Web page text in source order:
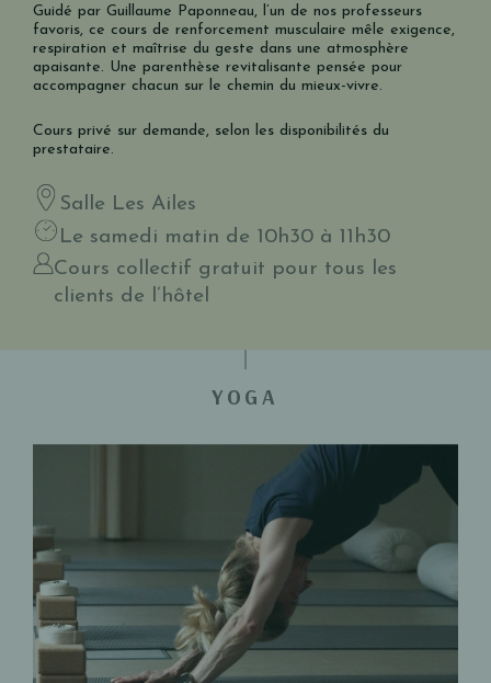
Guidé par Guillaume Paponneau, l’un de nos professeurs
favoris, ce cours de renforcement musculaire mêle exigence,
respiration et maîtrise du geste dans une atmosphère
apaisante. Une parenthèse revitalisante pensée pour
accompagner chacun sur le chemin du mieux-vivre.
Cours privé sur demande, selon les disponibilités du
prestataire.
Salle Les Ailes
Le samedi matin de 10h30 à 11h30
Cours collectif gratuit pour tous les
clients de l’hôtel
YOGA